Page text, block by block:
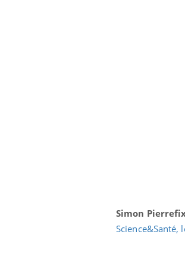
Simon
Science&Santé,